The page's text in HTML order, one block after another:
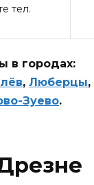
тел.
в городах:
, Люберцы,
Зуево.